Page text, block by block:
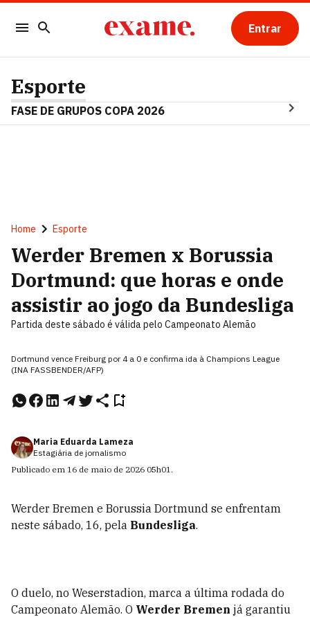
Entrar
Esporte
FASE DE GRUPOS COPA 2026
Home Esporte
Werder Bremen x Borussia
Dortmund: que horas e onde
assistir ao jogo da Bundesliga
Partida deste sábado é válida pelo Campeonato Alemão
Dortmund vence Freiburg por 4 a 0 e confirma ida à Champions League
(INA FASSBENDER/AFP)
Maria Eduarda Lameza
Estagiária de jornalismo
Publicado em 16 de maio de 2026 05h01.
Werder Bremen e Borussia Dortmund se enfrentam
neste sábado, 16, pela Bundesliga.
O duelo, no Weserstadion, marca a última rodada do
Campeonato Alemão. O Werder Bremen já garantiu